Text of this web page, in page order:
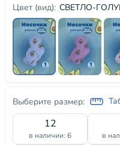
Цвет (вид): СВЕТЛО-
Выберите размер:
12
в наличии: 6 в